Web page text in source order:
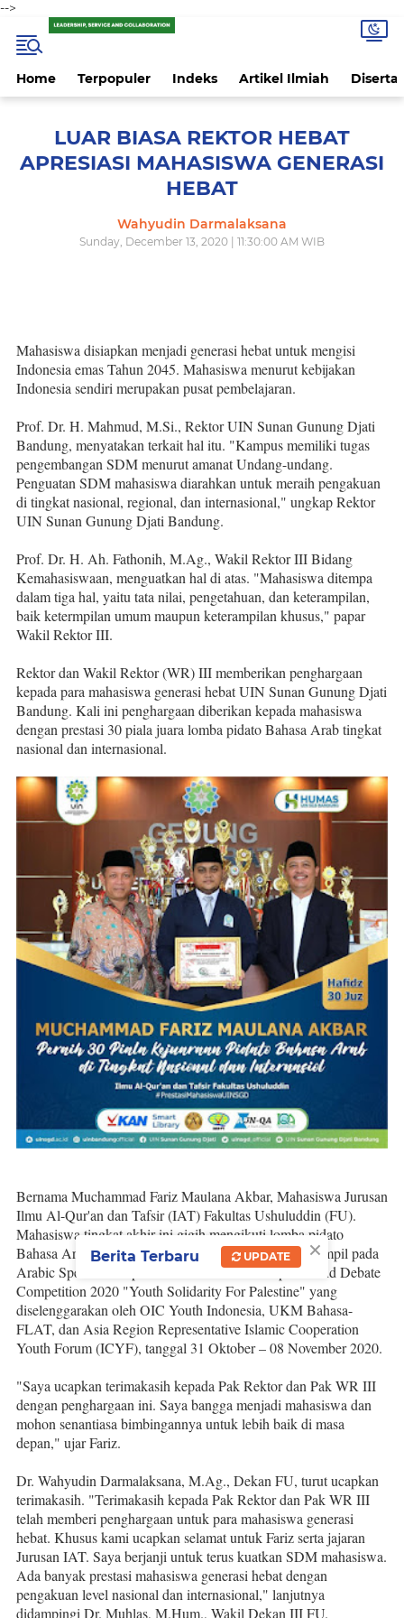
-->
Home Terpopuler Indeks Artikel Ilmiah
LUAR BIASA REKTOR HEBAT
APRESIASI MAHASISWA GENERASI
HEBAT
Wahyudin Darmalaksana
Sunday, December 13, 2020 | 11:30:00 AM WIB
Mahasiswa disiapkan menjadi generasi hebat untuk mengisi
Indonesia emas Tahun 2045. Mahasiswa menurut kebijakan
Indonesia sendiri merupakan pusat pembelajaran.
Prof. Dr. H. Mahmud, M.Si., Rektor UIN Sunan Gunung Djati
Bandung, menyatakan terkait hal itu. "Kampus memiliki tugas
pengembangan SDM menurut amanat Undang-undang.
Penguatan SDM mahasiswa diarahkan untuk meraih pengakuan
di tingkat nasional, regional, dan internasional," ungkap Rektor
UIN Sunan Gunung Djati Bandung.
Prof. Dr. H. Ah. Fathonih, M.Ag., Wakil Rektor III Bidang
Kemahasiswaan, menguatkan hal di atas. "Mahasiswa ditempa
dalam tiga hal, yaitu tata nilai, pengetahuan, dan keterampilan,
baik ketermpilan umum maupun keterampilan khusus," papar
Wakil Rektor III.
Rektor dan Wakil Rektor (WR) III memberikan penghargaan
kepada para mahasiswa generasi hebat UIN Sunan Gunung Djati
Bandung. Kali ini penghargaan diberikan kepada mahasiswa
dengan prestasi 30 piala juara lomba pidato Bahasa Arab tingkat
nasional dan internasional.
Bernama Muchammad Fariz Maulana Akbar, Mahasiswa Jurusan
Ilmu Al-Qur'an dan Tafsir (IAT) Fakultas Ushuluddin (FU).
Mahasiswa tingkat akhir ini gigih mengikuti lomba pidato
Bahasa Arab di berbagai tingkatan. Baru-baru ini ia tampil pada
Arabic Speech Compettion On International Speech and Debate
Competition 2020 "Youth Solidarity For Palestine" yang
diselenggarakan oleh OIC Youth Indonesia, UKM Bahasa-
FLAT, dan Asia Region Representative Islamic Cooperation
Youth Forum (ICYF), tanggal 31 Oktober – 08 November 2020.
"Saya ucapkan terimakasih kepada Pak Rektor dan Pak WR III
dengan penghargaan ini. Saya bangga menjadi mahasiswa dan
mohon senantiasa bimbingannya untuk lebih baik di masa
depan," ujar Fariz.
Dr. Wahyudin Darmalaksana, M.Ag., Dekan FU, turut ucapkan
terimakasih. "Terimakasih kepada Pak Rektor dan Pak WR III
telah memberi penghargaan untuk para mahasiswa generasi
hebat. Khusus kami ucapkan selamat untuk Fariz serta jajaran
Jurusan IAT. Saya berjanji untuk terus kuatkan SDM mahasiswa.
Ada banyak prestasi mahasiswa generasi hebat dengan
pengakuan level nasional dan internasional," lanjutnya
didampingi Dr. Muhlas, M.Hum., Wakil Dekan III FU.
×
Berita Terbaru UPDATE